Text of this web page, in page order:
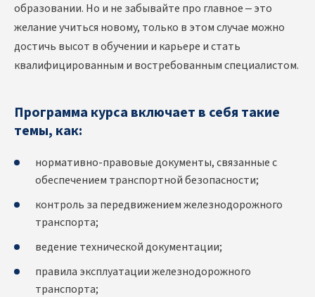
образовании. Но и не забывайте про главное – это
желание учиться новому, только в этом случае можно
достичь высот в обучении и карьере и стать
квалифицированным и востребованным специалистом.
Программа курса включает в себя такие
темы, как:
нормативно-правовые документы, связанные с
обеспечением транспортной безопасности;
контроль за передвижением железнодорожного
транспорта;
ведение технической документации;
правила эксплуатации железнодорожного
транспорта;